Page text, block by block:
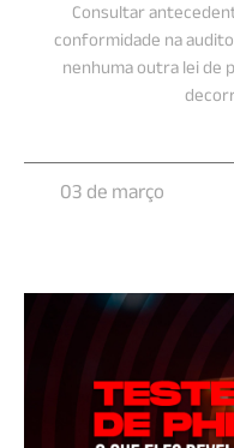
Consultar
conformidade na
nenhuma outra lei de
03 de março